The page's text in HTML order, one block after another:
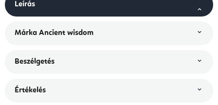
Leírás
Márka Ancient wisdom
Beszélgetés
Értékelés